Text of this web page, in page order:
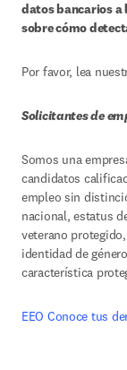
datos bancarios a
sobre cómo
Por favor, lea
Solicitantes de
Somos una
candidatos
empleo sin
nacional, estatus
veterano
identidad de
característica
EEO Conoce tus